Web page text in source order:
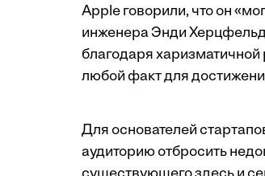
Apple говорили, что он
инженера Энди
благодаря
любой факт для
Для основателей
аудиторию отбросить